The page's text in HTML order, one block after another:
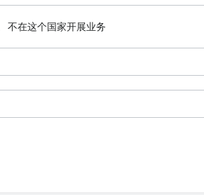
不在这个国家开展业务